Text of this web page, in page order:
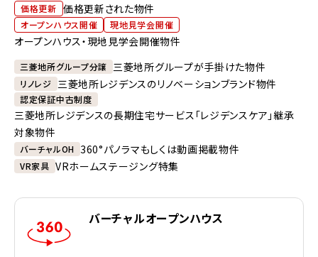
価格更新 価格更新された物件
オープンハウス開催 現地見学会開催
オープンハウス・現地見学会開催物件
三菱地所グループ分譲 三菱地所グループが手掛けた物件
リノレジ 三菱地所レジデンスのリノベーションブランド物件
認定保証中古制度
三菱地所レジデンスの長期住宅サービス「レジデンスケア」継承
対象物件
バーチャルOH 360°パノラマもしくは動画掲載物件
VR家具 VRホームステージング特集
バーチャルオープンハウス